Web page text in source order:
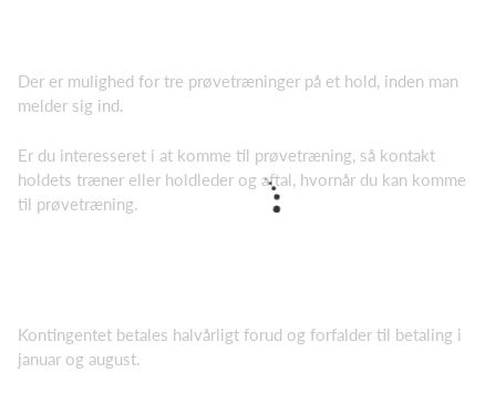
Der er mulighed for tre prøvetræninger på et hold, inden man
melder sig ind.
Er du interesseret i at komme til prøvetræning, så kontakt
holdets træner eller holdleder og aftal, hvornår du kan komme
til prøvetræning.
Kontingentet betales halvårligt forud og forfalder til betaling i
januar og august.